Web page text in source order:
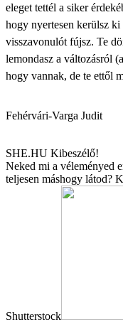
eleget tettél a siker
hogy nyertesen kerülsz
visszavonulót fújsz. Te
lemondasz a változásról
hogy vannak, de te ettől
Fehérvári-Varga Judit
SHE.HU Kibeszélő!
Neked mi a véleményed
teljesen máshogy látod?
Shutterstock